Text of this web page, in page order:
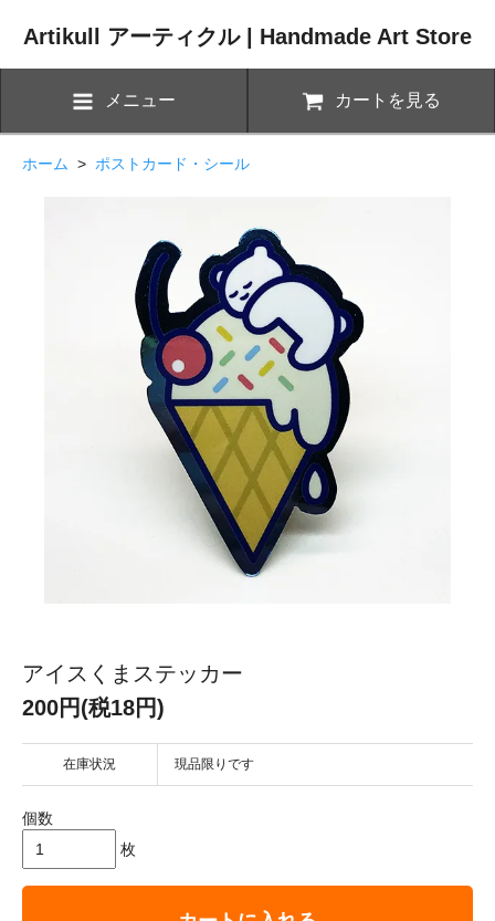
Artikull アーティクル | Handmade Art Store
メニュー カートを見る
ホーム > ポストカード・シール
アイスくまステッカー
200円(税18円)
在庫状況 現品限りです
個数
枚